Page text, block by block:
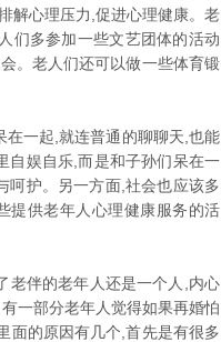
解心理压力,促进心理健康。老
们多参加一些文艺团体的活动
。老人们还可以做一些体育锻
一起,就连普通的聊聊天,也能
自娱自乐,而是和子孙们呆在一
呵护。另一方面,社会也应该多
提供老年人心理健康服务的活
老伴的老年人还是一个人,内心
一部分老年人觉得如果再婚怕
面的原因有几个,首先是有很多